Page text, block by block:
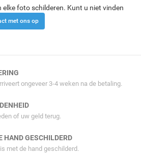
elke foto schilderen. Kunt u niet vinden
met ons op
ongeveer 3-4 weken na de betaling.
of uw geld terug.
HAND GESCHILDERD
met de hand geschilderd.